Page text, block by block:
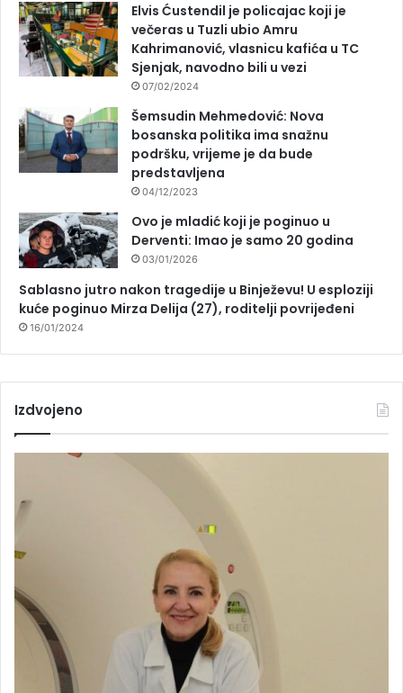
Elvis Ćustendil je policajac koji je
večeras u Tuzli ubio Amru
Kahrimanović, vlasnicu kafića u TC
Sjenjak, navodno bili u vezi
07/02/2024
Šemsudin Mehmedović: Nova
bosanska politika ima snažnu
podršku, vrijeme je da bude
predstavljena
04/12/2023
Ovo je mladić koji je poginuo u
Derventi: Imao je samo 20 godina
03/01/2026
Sablasno jutro nakon tragedije u Binježevu! U esploziji
kuće poginuo Mirza Delija (27), roditelji povrijeđeni
16/01/2024
Izdvojeno